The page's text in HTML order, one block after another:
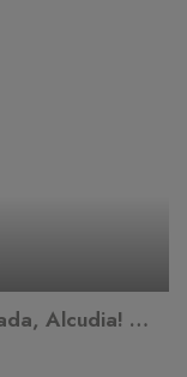
Großartige Gelegenheit in Alcanada, Alcudia! Baugrundstück mit Meerblick und genehmigter Baugenehmigung.